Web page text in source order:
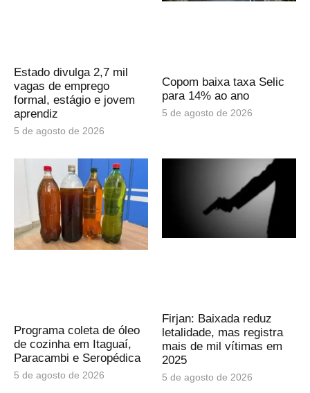
Estado divulga 2,7 mil
vagas de emprego
formal, estágio e jovem
aprendiz
5 de agosto de 2026
Copom baixa taxa Selic
para 14% ao ano
5 de agosto de 2026
Programa coleta de óleo
de cozinha em Itaguaí,
Paracambi e Seropédica
5 de agosto de 2026
Firjan: Baixada reduz
letalidade, mas registra
mais de mil vítimas em
2025
5 de agosto de 2026